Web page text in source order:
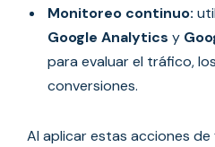
Monitoreo continuo:
Google Analytics y
para evaluar el tráfico,
conversiones.
Al aplicar estas acciones